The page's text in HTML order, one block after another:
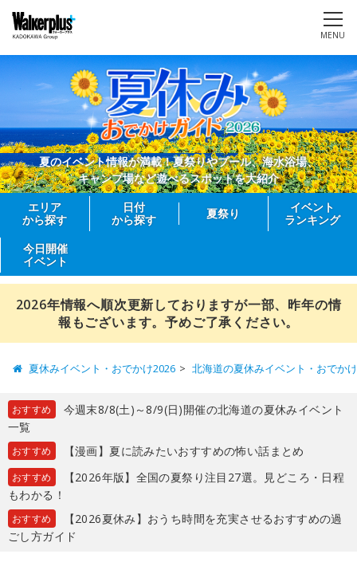
MENU
夏のイベント情報が満載！夏祭りやプール、海水浴場、
キャンプ場など遊べるスポットを大紹介
エリア
から探す
日付
から探す
夏祭り
イベント
ランキング
今日開催
イベント
2026年情報へ順次更新しておりますが一部、昨年の情
報もございます。予めご了承ください。
夏休みイベント・おでかけ2026 北海道の夏休みイベント・おでか
おすすめ
今週末8/8(土)～8/9(日)開催の北海道の夏休みイベント
一覧
おすすめ 【漫画】夏に読みたいおすすめの怖い話まとめ
おすすめ
【2026年版】全国の夏祭り注目27選。見どころ・日程
もわかる！
おすすめ
【2026夏休み】おうち時間を充実させるおすすめの過
ごし方ガイド